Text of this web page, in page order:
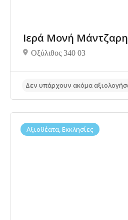
Ιερά Μονή Μάντζαρη
Οξύλιθος 340 03
Αξιοθέατα, Εκκλησίες